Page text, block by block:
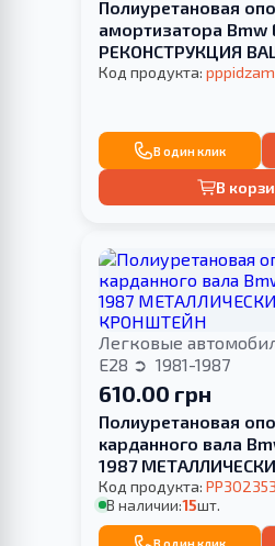
Полиуретановая
амортизатора Bmw
РЕКОНСТРУКЦИЯ
Код продукта:
В один клик
В
Легковые
E28
1981-1987
610.00 грн
Полиуретановая
карданного вала
1987
КРОНШТЕЙН
Код продукта: PP302353
В наличии:15шт.